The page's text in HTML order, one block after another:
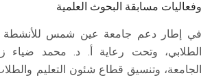
وفعاليات مسابقة البحوث العلمية
في إطار دعم جامعة عين شمس للأنشطة
الطلابي، وتحت رعاية أ. د. محمد ضياء
الجامعة، وتنسيق قطاع شئون التعليم